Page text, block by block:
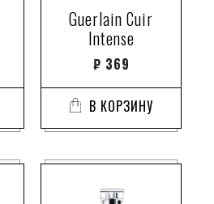
Guerlain Cuir
Intense
₽ 369
В КОРЗИНУ